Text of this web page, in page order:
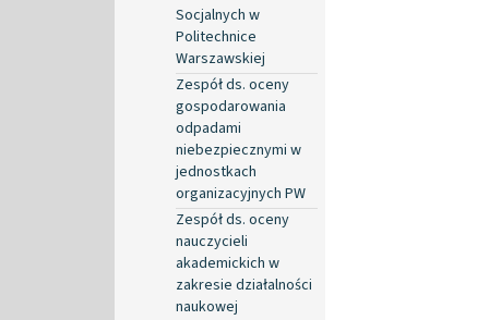
Socjalnych w
Politechnice
Warszawskiej
Zespół ds. oceny
gospodarowania
odpadami
niebezpiecznymi w
jednostkach
organizacyjnych PW
Zespół ds. oceny
nauczycieli
akademickich w
zakresie działalności
naukowej